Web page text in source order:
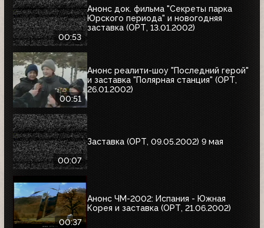
00:53
Анонс док. фильма "Секреты парка
Юрского периода" и новогодняя
заставка (ОРТ, 13.01.2002)
00:51
Анонс реалити-шоу "Последний герой"
и заставка "Полярная станция" (ОРТ,
26.01.2002)
00:07
Заставка (ОРТ, 09.05.2002) 9 мая
00:37
Анонс ЧМ-2002: Испания - Южная
Корея и заставка (ОРТ, 21.06.2002)